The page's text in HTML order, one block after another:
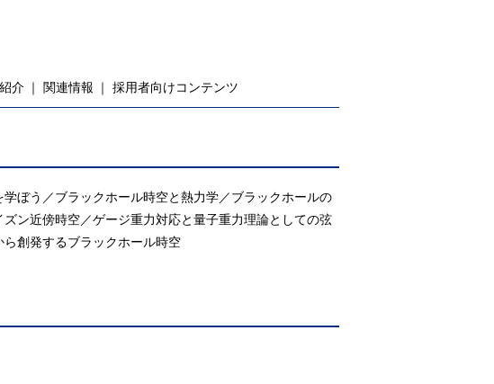
介 関連情報 採用者向けコンテンツ
ぼう／ブラックホール時空と熱力学／ブラックホールの
ン近傍時空／ゲージ重力対応と量子重力理論としての弦
創発するブラックホール時空